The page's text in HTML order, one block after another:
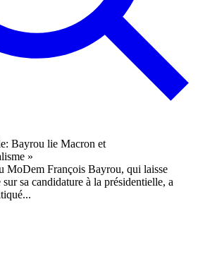
MoDem François Bayrou, qui laisse
sa candidature à la présidentielle, a